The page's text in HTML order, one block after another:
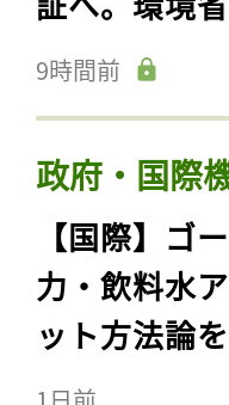
9時間前
政府・国際
【国際】ゴ
力・飲料水
ット方法論